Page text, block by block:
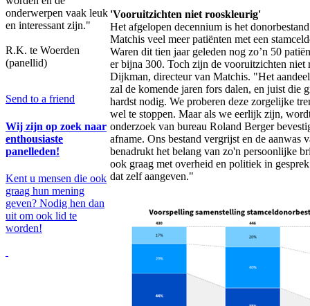
onderwerpen vaak leuk
en interessant zijn."
R.K. te Woerden
(panellid)
Send to a friend
Wij zijn op zoek naar
enthousiaste
panelleden!
Kent u mensen die ook
graag hun mening
geven? Nodig hen dan
uit om ook lid te
worden!
'Vooruitzichten niet rooskleurig'
Het afgelopen decennium is het
Matchis veel meer patiënten met een
Waren dit tien jaar geleden nog zo’n 50
er bijna 300. Toch zijn de vooruitzichten niet
Dijkman, directeur van Matchis. "Het
zal de komende jaren fors dalen, en juist die
hardst nodig. We proberen deze zorgelijke
wel te stoppen. Maar als we eerlijk zijn,
onderzoek van bureau Roland Berger
afname. Ons bestand vergrijst en de aanwas
benadrukt het belang van zo'n persoonlijke
ook graag met overheid en politiek in
dat zelf aangeven."